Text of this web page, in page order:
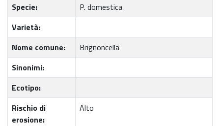
Specie:
P. domestica
Varietà:
Nome comune:
Brignoncella
Sinonimi:
Ecotipo:
Rischio di
erosione:
Alto